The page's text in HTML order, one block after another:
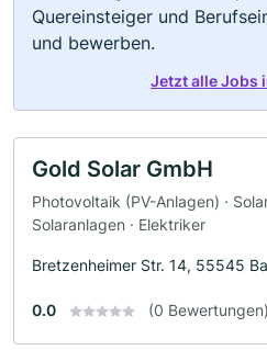
Quereinsteiger und
und bewerben.
Jetzt alle Jobs
Gold Solar GmbH
Photovoltaik (PV-Anlagen) ·
Solaranlagen · Elektriker
Bretzenheimer Str. 14, 55545
0.0 (0 Bewertungen)